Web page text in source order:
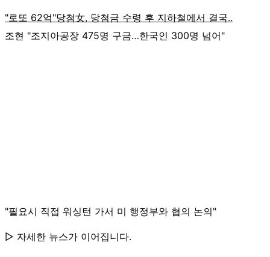
조현 "조지아공장 475명 구금…한국인 300명 넘어"
"필요시 직접 워싱턴 가서 미 행정부와 협의 논의"
▷ 자세한 뉴스가 이어집니다.